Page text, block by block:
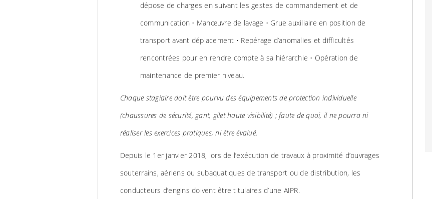
dépose de charges en suivant les gestes de commandement et de
communication • Manœuvre de lavage • Grue auxiliaire en position de
transport avant déplacement • Repérage d’anomalies et difficultés
rencontrées pour en rendre compte à sa hiérarchie • Opération de
maintenance de premier niveau.
Chaque stagiaire doit être pourvu des équipements de protection individuelle
(chaussures de sécurité, gant, gilet haute visibilité) ; faute de quoi, il ne pourra ni
réaliser les exercices pratiques, ni être évalué.
Depuis le 1er janvier 2018, lors de l’exécution de travaux à proximité d’ouvrages
souterrains, aériens ou subaquatiques de transport ou de distribution, les
conducteurs d’engins doivent être titulaires d’une AIPR.